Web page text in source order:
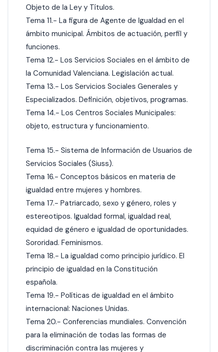
Objeto de la Ley y Títulos.
Tema 11.- La figura de Agente de Igualdad en el
ámbito municipal. Ámbitos de actuación, perfil y
funciones.
Tema 12.- Los Servicios Sociales en el ámbito de
la Comunidad Valenciana. Legislación actual.
Tema 13.- Los Servicios Sociales Generales y
Especializados. Definición, objetivos, programas.
Tema 14.- Los Centros Sociales Municipales:
objeto, estructura y funcionamiento.
Tema 15.- Sistema de Información de Usuarios de
Servicios Sociales (Siuss).
Tema 16.- Conceptos básicos en materia de
igualdad entre mujeres y hombres.
Tema 17.- Patriarcado, sexo y género, roles y
estereotipos. Igualdad formal, igualdad real,
equidad de género e igualdad de oportunidades.
Sororidad. Feminismos.
Tema 18.- La igualdad como principio jurídico. El
principio de igualdad en la Constitución
española.
Tema 19.- Políticas de igualdad en el ámbito
internacional: Naciones Unidas.
Tema 20.- Conferencias mundiales. Convención
para la eliminación de todas las formas de
discriminación contra las mujeres y